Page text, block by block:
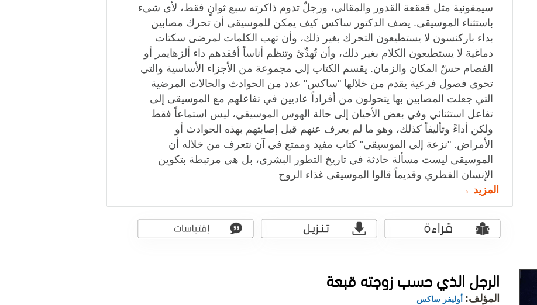
سيمفونية مثل قعقعة القدور والمقالي، ورجلٌ تدوم ذاكرته سبع ثوانٍ فقط، لأي شيء
باستثناء الموسيقى. يصف الدكتور ساكس كيف يمكن للموسيقى أن تحرك مصابين
بداء باركنسون لا يستطيعون التحرك بغير ذلك، وأن تهب الكلمات لمرضى سكتات
دماغية لا يستطيعون الكلام بغير ذلك، وأن تُهدِّئ وتنظم أناساً أفقدهم داء ألزهايمر أو
الفصام حسّ المكان والزمان. يقسم الكتاب إلى مجموعة من الأجزاء الأساسية والتي
تحوي فصول فرعية يقدم من خلالها "ساكس" عدد من الحوادث والحالات المرضية
التي جعلت المصابين بها يتحولون من أفراداً عاديين في تفاعلهم مع الموسيقى إلى
تفاعل استثنائي وفي بعض الأحيان إلى حالة الهوس الموسيقي، ليس استماعاً فقط
ولكن أداءً وتأليفاً كذلك، وهو ما لم يعرف عنهم قبل إصابتهم بهذه الحوادث أو
الأمراض. "نزعة إلى الموسيقى" كتاب مفيد وممتع في آن نتعرف من خلاله أن
الموسيقى ليست مسألة حادثة في تاريخ التطور البشري، بل هي مرتبطة بتكوين
الإنسان الفطري وقديماً قالوا الموسيقى غذاء الروح
المزيد →
الرجل الذي حسب زوجته قبعة
المؤلف: أوليفر ساكس